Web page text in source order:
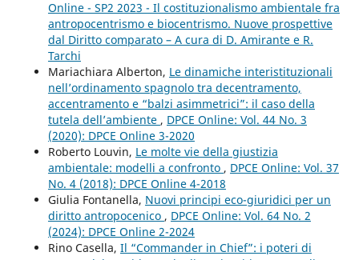
Online - SP2 2023 - Il costituzionalismo ambientale fra
antropocentrismo e biocentrismo. Nuove prospettive
dal Diritto comparato – A cura di D. Amirante e R.
Tarchi
Mariachiara Alberton, Le dinamiche interistituzionali
nell’ordinamento spagnolo tra decentramento,
accentramento e “balzi asimmetrici”: il caso della
tutela dell’ambiente , DPCE Online: Vol. 44 No. 3
(2020): DPCE Online 3-2020
Roberto Louvin, Le molte vie della giustizia
ambientale: modelli a confronto , DPCE Online: Vol. 37
No. 4 (2018): DPCE Online 4-2018
Giulia Fontanella, Nuovi principi eco-giuridici per un
diritto antropocenico , DPCE Online: Vol. 64 No. 2
(2024): DPCE Online 2-2024
Rino Casella, Il “Commander in Chief”: i poteri di